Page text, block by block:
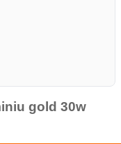
gold 30w